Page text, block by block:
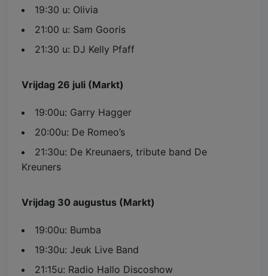
19:30 u: Olivia
21:00 u: Sam Gooris
21:30 u: DJ Kelly Pfaff
Vrijdag 26 juli (Markt)
19:00u: Garry Hagger
20:00u: De Romeo’s
21:30u: De Kreunaers, tribute band De
Kreuners
Vrijdag 30 augustus (Markt)
19:00u: Bumba
19:30u: Jeuk Live Band
21:15u: Radio Hallo Discoshow